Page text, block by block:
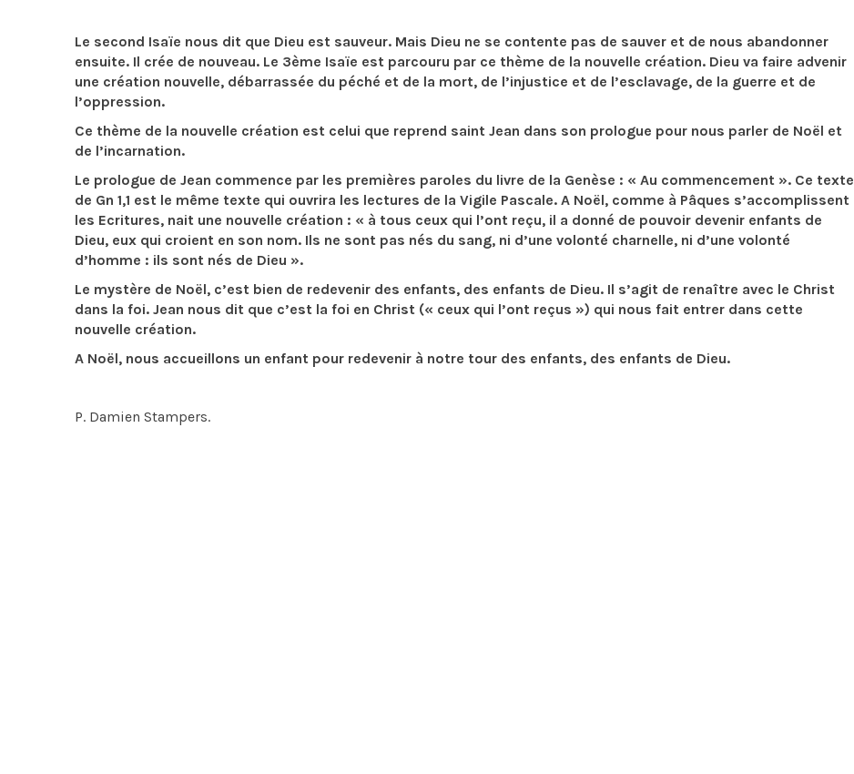
Le second Isaïe nous dit que Dieu est sauveur. Mais Dieu ne se contente pas de sauver et de nous abandonner
ensuite. Il crée de nouveau. Le 3ème Isaïe est parcouru par ce thème de la nouvelle création. Dieu va faire advenir
une création nouvelle, débarrassée du péché et de la mort, de l’injustice et de l’esclavage, de la guerre et de
l’oppression.
Ce thème de la nouvelle création est celui que reprend saint Jean dans son prologue pour nous parler de Noël et
de l’incarnation.
Le prologue de Jean commence par les premières paroles du livre de la Genèse : « Au commencement ». Ce texte
de Gn 1,1 est le même texte qui ouvrira les lectures de la Vigile Pascale. A Noël, comme à Pâques s’accomplissent
les Ecritures, nait une nouvelle création : « à tous ceux qui l’ont reçu, il a donné de pouvoir devenir enfants de
Dieu, eux qui croient en son nom. Ils ne sont pas nés du sang, ni d’une volonté charnelle, ni d’une volonté
d’homme : ils sont nés de Dieu ».
Le mystère de Noël, c’est bien de redevenir des enfants, des enfants de Dieu. Il s’agit de renaître avec le Christ
dans la foi. Jean nous dit que c’est la foi en Christ (« ceux qui l’ont reçus ») qui nous fait entrer dans cette
nouvelle création.
A Noël, nous accueillons un enfant pour redevenir à notre tour des enfants, des enfants de Dieu.
P. Damien Stampers.